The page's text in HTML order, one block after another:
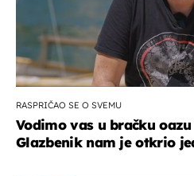
RASPRIČAO SE O SVEMU
Vodimo vas u bračku
Glazbenik nam je otkrio